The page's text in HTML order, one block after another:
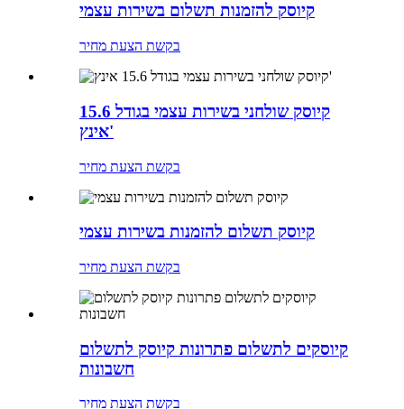
קיוסק להזמנות תשלום בשירות עצמי
בקשת הצעת מחיר
קיוסק שולחני בשירות עצמי בגודל 15.6
אינץ'
בקשת הצעת מחיר
קיוסק תשלום להזמנות בשירות עצמי
בקשת הצעת מחיר
קיוסקים לתשלום פתרונות קיוסק לתשלום
חשבונות
בקשת הצעת מחיר